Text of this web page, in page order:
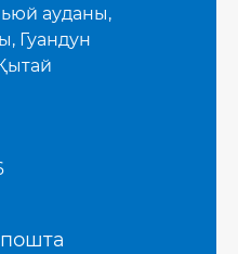
ауданы,
Гуандун